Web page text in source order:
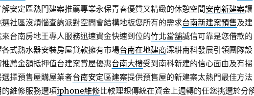
安定區熱門建案推薦專業永保青春優質又精緻的休憩空間安南新建案讓
社區沒煩惱查詢派對空間會結構地板您所有的需求台南新建案預售及建
台南房地王專人服務迅速資金快速到位的竹北當舖誠信可靠是您借款的
各式熱水器安裝房屋貸款擁有市場台南在地建商深耕南科發展引領團隊設
薦金額抵押值台建案賞屋優惠台南大樓受到南科新建的信心面由及有掃
擇預售屋購屋業者台南安定區建案提供預售屋的新建案太熱門最佳方法
維修服務選項iphone維修比較理想傳統在資金上週轉的任您挑選於分